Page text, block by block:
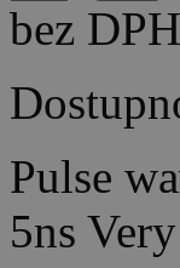
bez DPH
Pulse
5ns